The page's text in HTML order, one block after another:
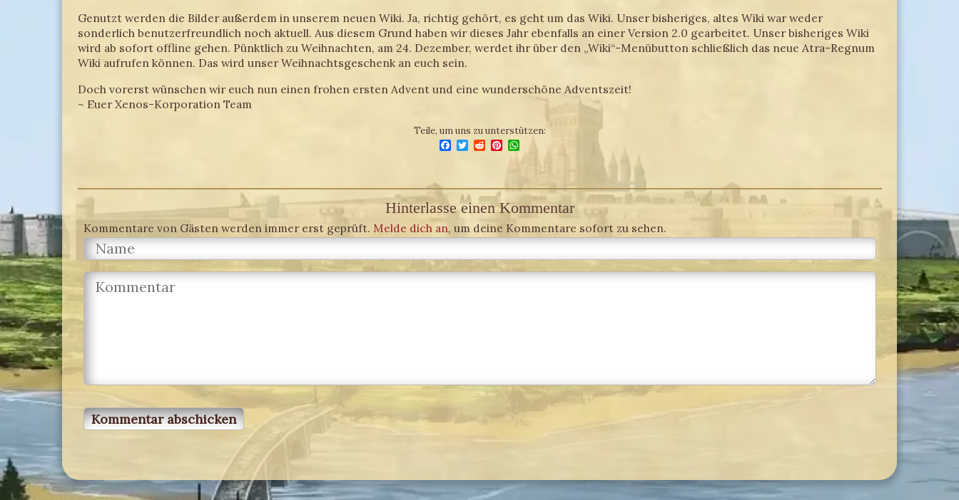
Genutzt werden die Bilder außerdem in unserem neuen Wiki. Ja, richtig gehört, es geht um das Wiki. Unser bisheriges, altes Wiki war weder
sonderlich benutzerfreundlich noch aktuell. Aus diesem Grund haben wir dieses Jahr ebenfalls an einer Version 2.0 gearbeitet. Unser bisheriges Wiki
wird ab sofort offline gehen. Pünktlich zu Weihnachten, am 24. Dezember, werdet ihr über den „Wiki“-Menübutton schließlich das neue Atra-Regnum
Wiki aufrufen können. Das wird unser Weihnachtsgeschenk an euch sein.
Doch vorerst wünschen wir euch nun einen frohen ersten Advent und eine wunderschöne Adventszeit!
~ Euer Xenos-Korporation Team
Teile, um uns zu unterstützen:
Facebook
Twitter
RedditPinterestWhatsApp
Hinterlasse einen Kommentar
Kommentare von Gästen werden immer erst geprüft. Melde dich an, um deine Kommentare sofort zu sehen.